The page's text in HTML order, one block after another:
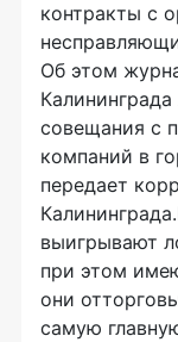
контракты с
Об этом
совещания с
компаний в
передает
выигрывают
при этом
они
самую